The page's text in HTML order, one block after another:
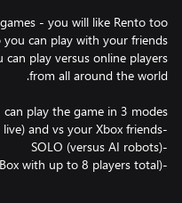
you can play with your friends
play versus online players
-LOCAL mode (on the same XBox with up to 8 players total)